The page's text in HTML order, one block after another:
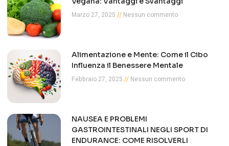
Marzo 27, 2025
Nessun commento
Alimentazione e Mente: Come il Cibo
Influenza il Benessere Mentale
Febbraio 27, 2025
Nessun commento
NAUSEA E PROBLEMI
GASTROINTESTINALI NEGLI SPORT DI
ENDURANCE: COME RISOLVERLI